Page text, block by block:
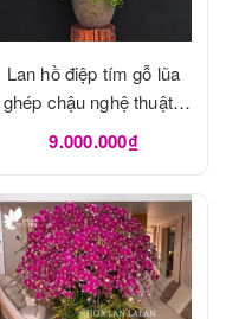
Lan hồ điệp tím gỗ lũa
ghép chậu nghệ thuật -
LHD1190
9.000.000₫